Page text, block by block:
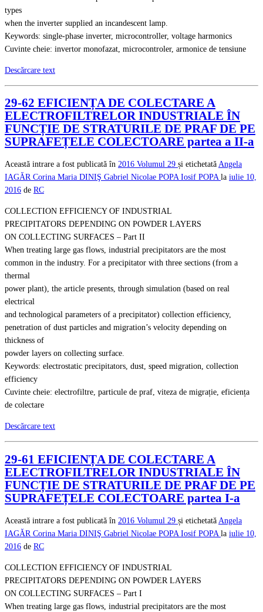
types
when the inverter supplied an incandescent lamp.
Keywords: single-phase inverter, microcontroller, voltage harmonics
Cuvinte cheie: invertor monofazat, microcontroler, armonice de tensiune
Descărcare text
29-62 EFICIENȚA DE COLECTARE A
ELECTROFILTRELOR INDUSTRIALE ÎN
FUNCȚIE DE STRATURILE DE PRAF DE PE
SUPRAFEȚELE COLECTOARE partea a II-a
Această intrare a fost publicată în 2016 Volumul 29 și etichetată Angela
IAGĂR Corina Maria DINIŞ Gabriel Nicolae POPA Iosif POPA la iulie 10,
2016 de RC
COLLECTION EFFICIENCY OF INDUSTRIAL
PRECIPITATORS DEPENDING ON POWDER LAYERS
ON COLLECTING SURFACES – Part II
When treating large gas flows, industrial precipitators are the most
common in the industry. For a precipitator with three sections (from a
thermal
power plant), the article presents, through simulation (based on real
electrical
and technological parameters of a precipitator) collection efficiency,
penetration of dust particles and migration’s velocity depending on
thickness of
powder layers on collecting surface.
Keywords: electrostatic precipitators, dust, speed migration, collection
efficiency
Cuvinte cheie: electrofiltre, particule de praf, viteza de migrație, eficiența
de colectare
Descărcare text
29-61 EFICIENȚA DE COLECTARE A
ELECTROFILTRELOR INDUSTRIALE ÎN
FUNCȚIE DE STRATURILE DE PRAF DE PE
SUPRAFEȚELE COLECTOARE partea I-a
Această intrare a fost publicată în 2016 Volumul 29 și etichetată Angela
IAGĂR Corina Maria DINIŞ Gabriel Nicolae POPA Iosif POPA la iulie 10,
2016 de RC
COLLECTION EFFICIENCY OF INDUSTRIAL
PRECIPITATORS DEPENDING ON POWDER LAYERS
ON COLLECTING SURFACES – Part I
When treating large gas flows, industrial precipitators are the most